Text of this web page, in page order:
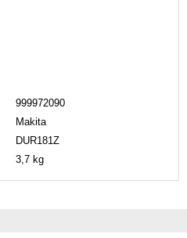
999972090
Makita
DUR181Z
3,7 kg